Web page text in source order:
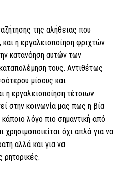
της αλήθειας που
και η εργαλειοποίηση φριχτών
κατανόηση αυτών των
τους. Αντιθέτως
μίσους και
η εργαλειοποίηση τέτοιων
στην κοινωνία μας πως η βία
λόγο πιο σημαντική από
όχι απλά για να
αλλά και για να
ρητορικές.